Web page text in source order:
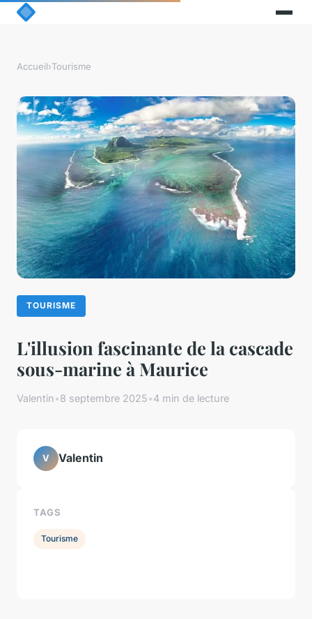
Accueil›Tourisme
TOURISME
L'illusion fascinante de la cascade
sous-marine à Maurice
Valentin•8 septembre 2025•4 min de lecture
V Valentin
TAGS
Tourisme